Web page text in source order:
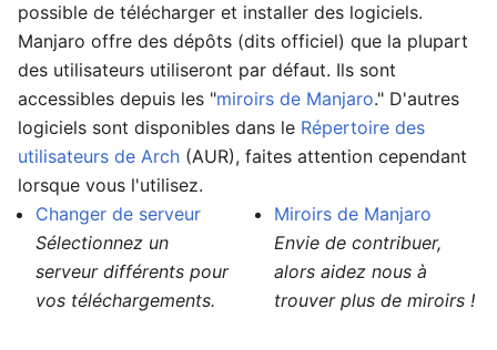
possible de télécharger et installer des logiciels.
Manjaro offre des dépôts (dits officiel) que la plupart
des utilisateurs utiliseront par défaut. Ils sont
accessibles depuis les "miroirs de Manjaro." D'autres
logiciels sont disponibles dans le Répertoire des
utilisateurs de Arch (AUR), faites attention cependant
lorsque vous l'utilisez.
Changer de serveur
Sélectionnez un
serveur différents pour
vos téléchargements.
Miroirs de Manjaro
Envie de contribuer,
alors aidez nous à
trouver plus de miroirs !